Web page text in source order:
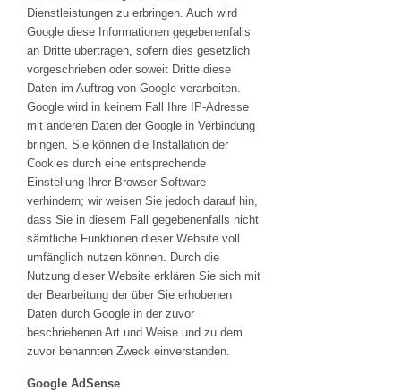
Dienstleistungen zu erbringen. Auch wird
Google diese Informationen gegebenenfalls
an Dritte übertragen, sofern dies gesetzlich
vorgeschrieben oder soweit Dritte diese
Daten im Auftrag von Google verarbeiten.
Google wird in keinem Fall Ihre IP-Adresse
mit anderen Daten der Google in Verbindung
bringen. Sie können die Installation der
Cookies durch eine entsprechende
Einstellung Ihrer Browser Software
verhindern; wir weisen Sie jedoch darauf hin,
dass Sie in diesem Fall gegebenenfalls nicht
sämtliche Funktionen dieser Website voll
umfänglich nutzen können. Durch die
Nutzung dieser Website erklären Sie sich mit
der Bearbeitung der über Sie erhobenen
Daten durch Google in der zuvor
beschriebenen Art und Weise und zu dem
zuvor benannten Zweck einverstanden.
Google AdSense